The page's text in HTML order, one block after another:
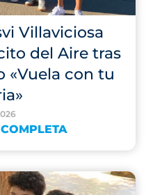
Villaviciosa
del Aire tras
«Vuela con tu